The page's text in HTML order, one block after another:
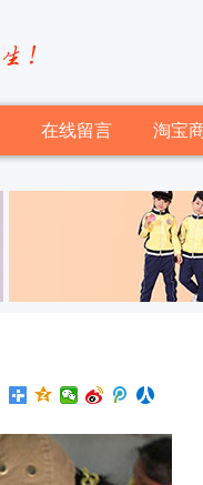
在线留言 淘宝